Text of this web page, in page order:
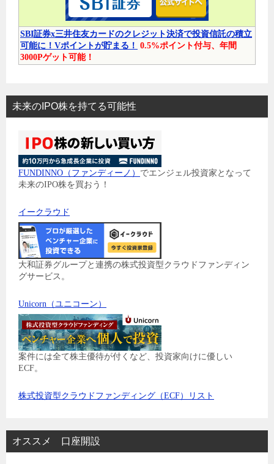
SBI証券x三井住友カードのクレジット決済で投資信託の積立
可能に！Vポイントが貯まる！ 0.5%ポイント付与、年間
3000Pゲット可能！
未来のIPO株を持てる可能性
FUNDINNO（ファンディーノ） でエンジェル投資家となって
未来のIPO株を買おう！
イークラウド
大和証券グループと連携の株式投資型クラウドファンディン
グサービス。
Unicorn（ユニコーン）
案件には全て株主優待が付くなど、投資家向けに優しい
ECF。
株式投資型クラウドファンディング（ECF）リスト
オススメ 口座開設